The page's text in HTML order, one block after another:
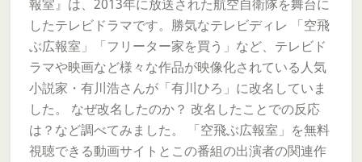
報室』は、2013年に放送された航空自衛隊を舞台に
したテレビドラマです。勝気なテレビディレ 「空飛
ぶ広報室」「フリーター家を買う」など、テレビド
ラマや映画など様々な作品が映像化されている人気
小説家・有川浩さんが「有川ひろ」に改名していま
した。 なぜ改名したのか？ 改名したことでの反応
は？など調べてみました。 「空飛ぶ広報室」を無料
視聴できる動画サイトとこの番組の出演者の関連作